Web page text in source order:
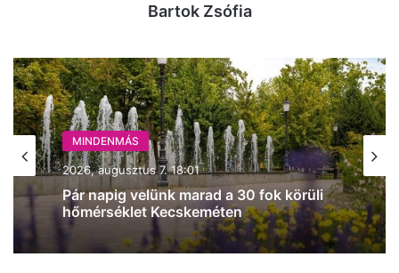
Bartok Zsófia
MINDENMÁS
2026, augusztus 7. 18:01
Pár napig velünk marad a 30 fok körüli
hőmérséklet Kecskeméten